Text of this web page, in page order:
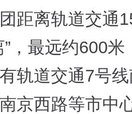
距离轨道交通
，最远约600米
轨道交通7号
京西路等市中